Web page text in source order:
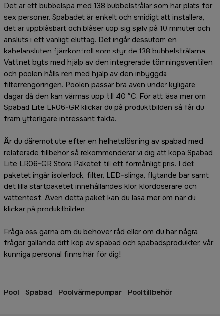
Det är ett bubbelspa med 138 bubbelstrålar som har plats för
sex personer. Spabadet är enkelt och smidigt att installera,
det är uppblåsbart och blåser upp sig själv på 10 minuter och
ansluts i ett vanligt eluttag. Det ingår dessutom en
kabelansluten fjärrkontroll som styr de 138 bubbelstrålarna.
Vattnet byts med hjälp av den integrerade tömningsventilen
och poolen hålls ren med hjälp av den inbyggda
filterrengöringen. Poolen passar bra även under kyligare
dagar då den kan värmas upp till 40 °C. För att läsa mer om
Spabad Lite LR06-GR klickar du på produktbilden så får du
fram ytterligare intressant fakta.
Är du däremot ute efter en helhetslösning av spabad med
relaterade tillbehör så rekommenderar vi dig att köpa Spabad
Lite LR06-GR Stora Paketet till ett förmånligt pris. I det
paketet ingår isolerlock, filter, LED-slinga, flytande bar samt
det lilla startpaketet innehållandes klor, klordoserare och
vattentest. Även detta paket kan du läsa mer om när du
klickar på produktbilden.
Fråga oss gärna om du behöver råd eller om du har några
frågor gällande ditt köp av spabad och spabadsprodukter, vår
kunniga personal finns här för dig!
Pool Spabad Poolvärmepumpar Pooltillbehör